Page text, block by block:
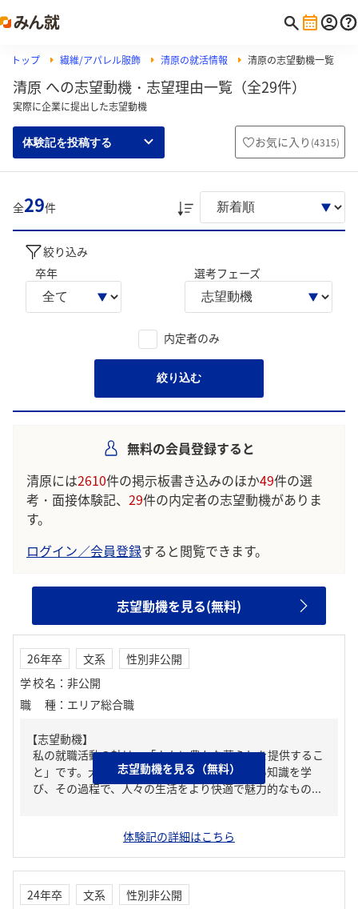
トップ 繊維/アパレル服飾 清原の就活情報 清原の志望動機一覧
清原 への志望動機・志望理由一覧（全29件）
実際に企業に提出した志望動機
体験記を投稿する お気に入り (4315)
全29件
絞り込み
卒年
選考フェーズ
内定者のみ
絞り込む
無料の会員登録すると
清原には2610件の掲示板書き込みのほか49件の選
考・面接体験記、 29件の内定者の志望動機がありま
す。
ログイン／会員登録すると閲覧できます。
志望動機を見る(無料)
26年卒 文系
性別非公開
学校名 ： 非公開
職種 ： エリア総合職
【志望動機】
私の就職活動の軸は、「人々に豊かな暮らしを提供するこ
と」です。大学では衣・食・住に関する幅広い知識を学
び、その過程で、人々の生活をより快適で魅力的なもの...
体験記の詳細はこちら
志望動機を見る（無料）
24年卒 文系
性別非公開